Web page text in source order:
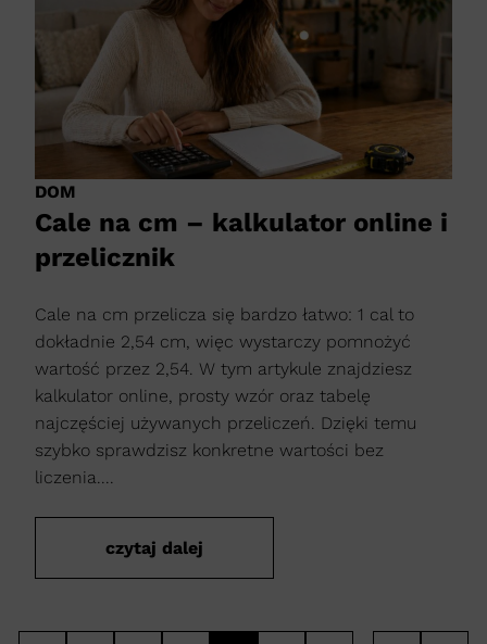
DOM
Cale na cm – kalkulator online i
przelicznik
Cale na cm przelicza się bardzo łatwo: 1 cal to
dokładnie 2,54 cm, więc wystarczy pomnożyć
wartość przez 2,54. W tym artykule znajdziesz
kalkulator online, prosty wzór oraz tabelę
najczęściej używanych przeliczeń. Dzięki temu
szybko sprawdzisz konkretne wartości bez
liczenia....
czytaj dalej